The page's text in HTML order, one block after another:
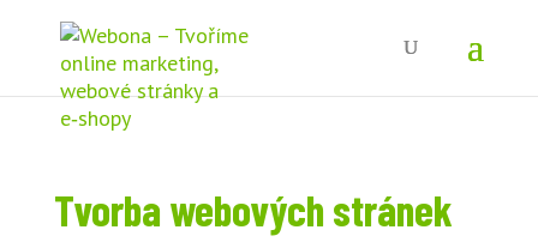
Tvorba webových stránek